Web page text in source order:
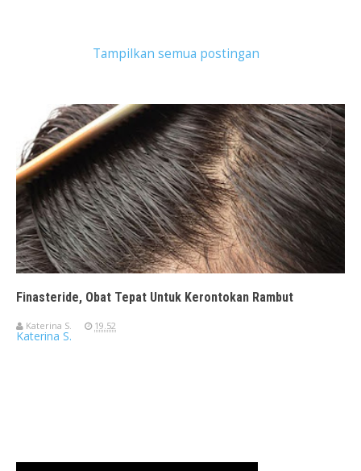
Tampilkan semua postingan
Finasteride, Obat Tepat Untuk Kerontokan Rambut
Katerina S. 19.52
Katerina S.